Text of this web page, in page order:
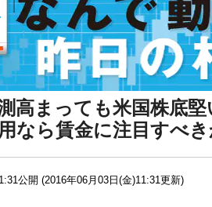
高まっても米国株底堅
なら賃金に注目すべき
公開 (2016年06月03日(金)11:31更新)